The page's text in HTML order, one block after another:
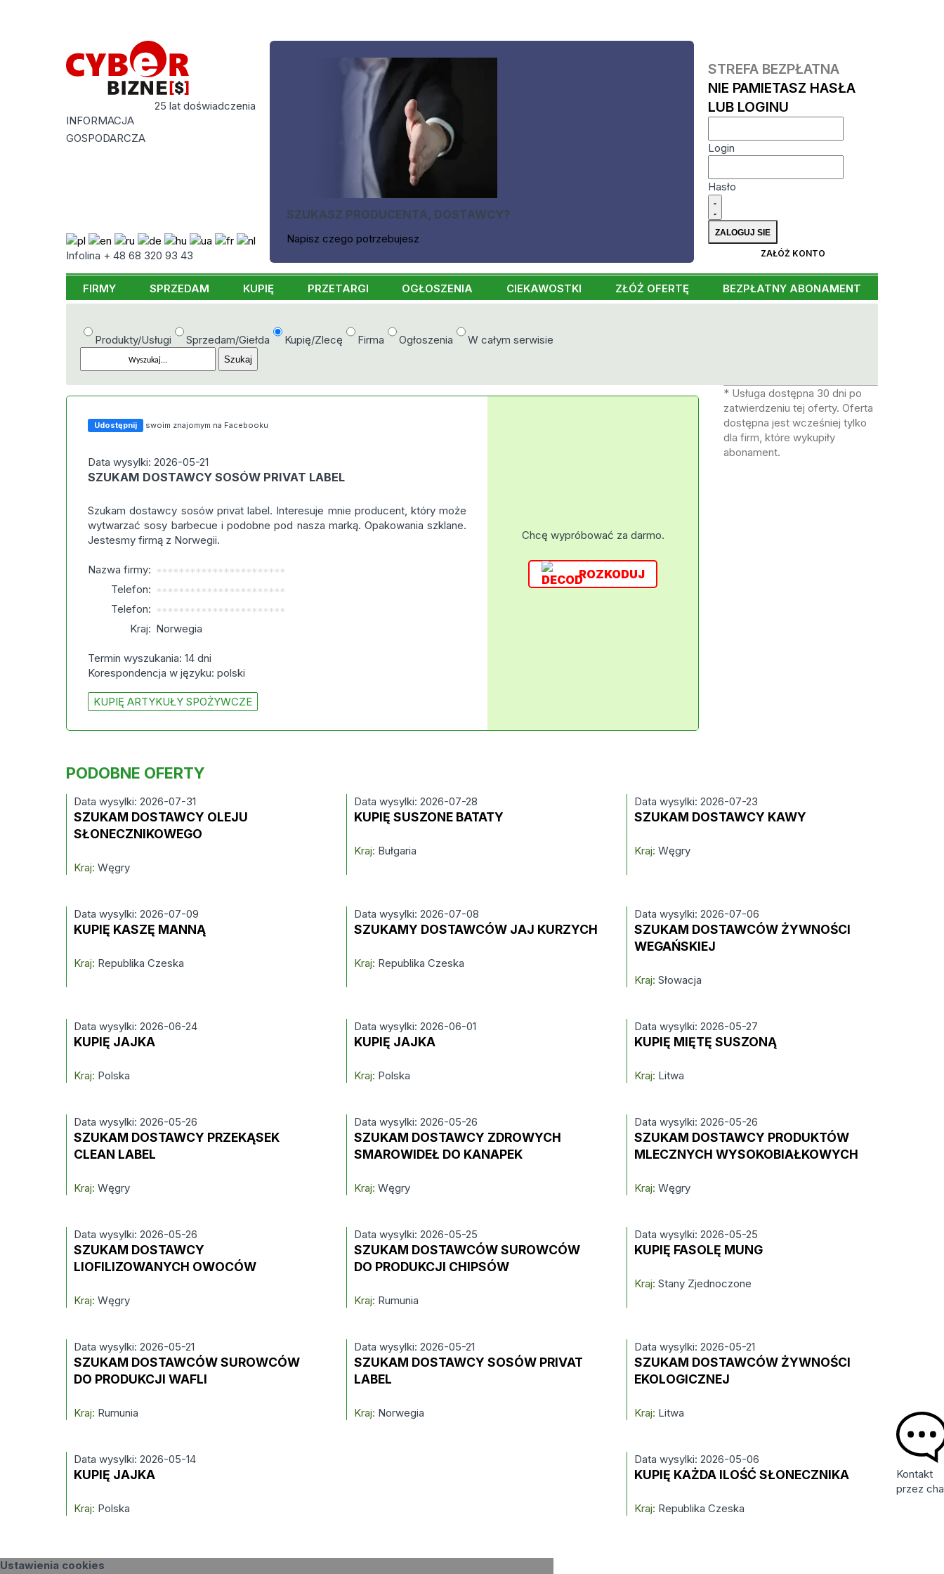
25 lat doświadczenia
INFORMACJA
GOSPODARCZA
Infolina + 48 68 320 93 43
SZUKASZ PRODUCENTA, DOSTAWCY?
Napisz czego potrzebujesz
STREFA BEZPŁATNA
NIE PAMIETASZ HASŁA
LUB LOGINU
Login
Hasło
ZAŁÓŻ KONTO
FIRMY SPRZEDAM KUPIĘ PRZETARGI OGŁOSZENIA CIEKAWOSTKI ZŁÓŻ OFERTĘ BEZPŁATNY ABONAMENT
Produkty/Usługi Sprzedam/Giełda Kupię/Zlecę Firma Ogłoszenia W całym serwisie
Udostępnij swoim znajomym na Facebooku
Data wysylki: 2026-05-21
SZUKAM DOSTAWCY SOSÓW PRIVAT LABEL
Szukam dostawcy sosów privat label. Interesuje mnie producent, który może
wytwarzać sosy barbecue i podobne pod nasza marką. Opakowania szklane.
Jestesmy firmą z Norwegii.
Nazwa firmy: ***********************
Telefon: ***********************
Telefon: ***********************
Kraj: Norwegia
Termin wyszukania: 14 dni
Korespondencja w języku: polski
KUPIĘ ARTYKUŁY SPOŻYWCZE
Chcę wypróbować za darmo.
ROZKODUJ
* Usługa dostępna 30 dni po
zatwierdzeniu tej oferty. Oferta
dostępna jest wcześniej tylko
dla firm, które wykupiły
abonament.
PODOBNE OFERTY
Data wysylki: 2026-07-31
SZUKAM DOSTAWCY OLEJU
SŁONECZNIKOWEGO
Kraj: Węgry
Data wysylki: 2026-07-28
KUPIĘ SUSZONE BATATY
Kraj: Bułgaria
Data wysylki: 2026-07-23
SZUKAM DOSTAWCY KAWY
Kraj: Węgry
Data wysylki: 2026-07-09
KUPIĘ KASZĘ MANNĄ
Kraj: Republika Czeska
Data wysylki: 2026-07-08
SZUKAMY DOSTAWCÓW JAJ KURZYCH
Kraj: Republika Czeska
Data wysylki: 2026-07-06
SZUKAM DOSTAWCÓW ŻYWNOŚCI
WEGAŃSKIEJ
Kraj: Słowacja
Data wysylki: 2026-06-24
KUPIĘ JAJKA
Kraj: Polska
Data wysylki: 2026-06-01
KUPIĘ JAJKA
Kraj: Polska
Data wysylki: 2026-05-27
KUPIĘ MIĘTĘ SUSZONĄ
Kraj: Litwa
Data wysylki: 2026-05-26
SZUKAM DOSTAWCY PRZEKĄSEK
CLEAN LABEL
Kraj: Węgry
Data wysylki: 2026-05-26
SZUKAM DOSTAWCY ZDROWYCH
SMAROWIDEŁ DO KANAPEK
Kraj: Węgry
Data wysylki: 2026-05-26
SZUKAM DOSTAWCY PRODUKTÓW
MLECZNYCH WYSOKOBIAŁKOWYCH
Kraj: Węgry
Data wysylki: 2026-05-26
SZUKAM DOSTAWCY
LIOFILIZOWANYCH OWOCÓW
Kraj: Węgry
Data wysylki: 2026-05-25
SZUKAM DOSTAWCÓW SUROWCÓW
DO PRODUKCJI CHIPSÓW
Kraj: Rumunia
Data wysylki: 2026-05-25
KUPIĘ FASOLĘ MUNG
Kraj: Stany Zjednoczone
Data wysylki: 2026-05-21
SZUKAM DOSTAWCÓW SUROWCÓW
DO PRODUKCJI WAFLI
Kraj: Rumunia
Data wysylki: 2026-05-21
SZUKAM DOSTAWCY SOSÓW PRIVAT
LABEL
Kraj: Norwegia
Data wysylki: 2026-05-21
SZUKAM DOSTAWCÓW ŻYWNOŚCI
EKOLOGICZNEJ
Kraj: Litwa
Data wysylki: 2026-05-14
KUPIĘ JAJKA
Kraj: Polska
Data wysylki: 2026-05-06
KUPIĘ KAŻDA ILOŚĆ SŁONECZNIKA
Kraj: Republika Czeska
Kontakt
przez
Ustawienia cookies